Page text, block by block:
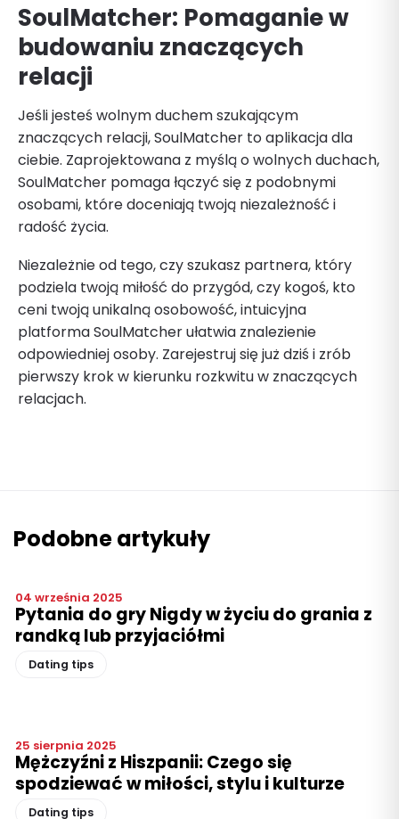
SoulMatcher: Pomaganie w
budowaniu znaczących
relacji
Jeśli jesteś wolnym duchem szukającym
znaczących relacji, SoulMatcher to aplikacja dla
ciebie. Zaprojektowana z myślą o wolnych duchach,
SoulMatcher pomaga łączyć się z podobnymi
osobami, które doceniają twoją niezależność i
radość życia.
Niezależnie od tego, czy szukasz partnera, który
podziela twoją miłość do przygód, czy kogoś, kto
ceni twoją unikalną osobowość, intuicyjna
platforma SoulMatcher ułatwia znalezienie
odpowiedniej osoby. Zarejestruj się już dziś i zrób
pierwszy krok w kierunku rozkwitu w znaczących
relacjach.
Podobne artykuły
04 września 2025
Pytania do gry Nigdy w życiu do grania z
randką lub przyjaciółmi
Dating tips
25 sierpnia 2025
Mężczyźni z Hiszpanii: Czego się
spodziewać w miłości, stylu i kulturze
Dating tips